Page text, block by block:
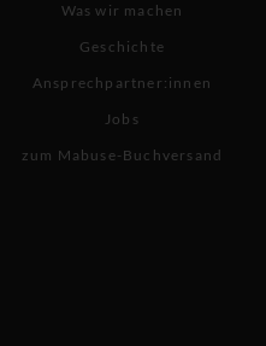
Was wir machen
Geschichte
Ansprechpartner:innen
Jobs
zum Mabuse-Buchversand